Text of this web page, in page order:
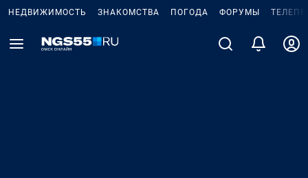
НЕДВИЖИМОСТЬ ЗНАКОМСТВА ПОГОДА ФОРУМЫ